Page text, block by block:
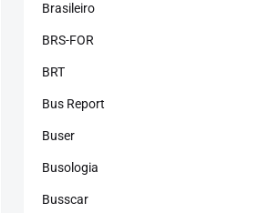
Brasileiro
BRS-FOR
BRT
Bus Report
Buser
Busologia
Busscar